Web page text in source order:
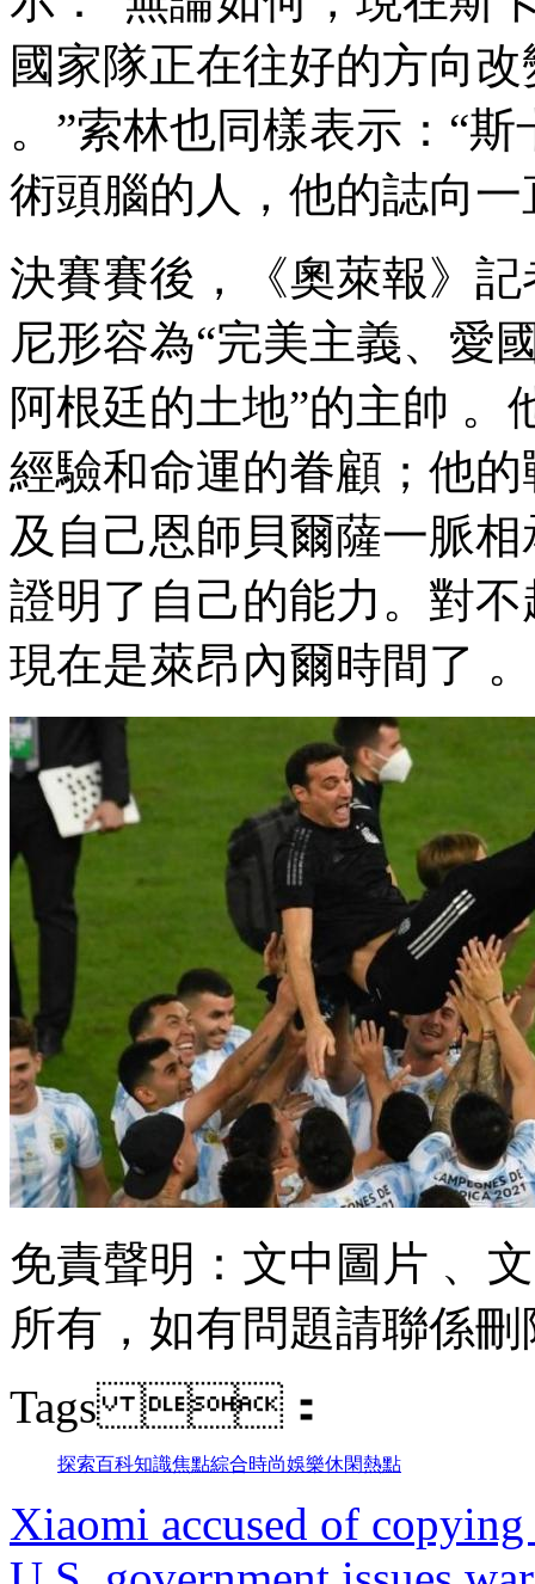
國家隊正在往好的方向改
。”索林也同樣表示：
術頭腦的人，他的誌向一
決賽賽後，《奧萊報》
尼形容為“完美主義、愛國
阿根廷的土地”的主帥
經驗和命運的眷顧；他的
及自己恩師貝爾薩一脈相承
證明了自己的能力。對不
現在是萊昂內爾時間了 
免責聲明：文中圖片
所有，如有問題請聯係刪除
Tags ：
探索百科知識焦點綜合時尚娛樂休閑熱點
Xiaomi accused of